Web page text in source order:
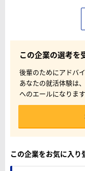
この企業の選考を
後輩のためにアドバ
あなたの就活体験は
へのエールになります
この企業をお気に入